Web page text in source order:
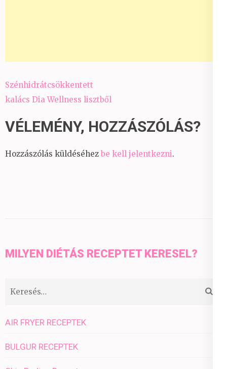
Bejegyzés
navigáció
Szénhidrátcsökkentett
kalács Dia Wellness lisztből
VÉLEMÉNY, HOZZÁSZÓLÁS?
Hozzászólás küldéséhez be kell jelentkezni.
MILYEN DIÉTÁS RECEPTET KERESEL?
Keresés:
AIR FRYER RECEPTEK
BULGUR RECEPTEK